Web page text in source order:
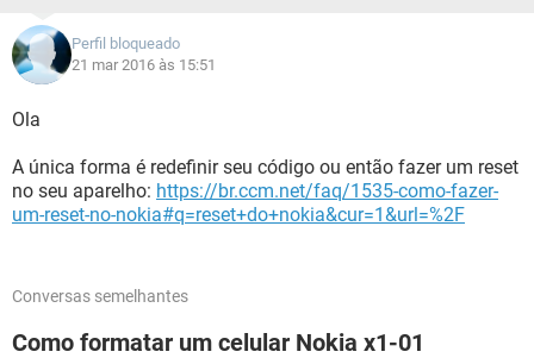
Perfil bloqueado
21 mar 2016 às 15:51
Ola
A única forma é redefinir seu código ou então fazer um reset
no seu aparelho: https://br.ccm.net/faq/1535-como-fazer-
um-reset-no-nokia#q=reset+do+nokia&cur=1&url=%2F
Conversas semelhantes
Como formatar um celular Nokia x1-01